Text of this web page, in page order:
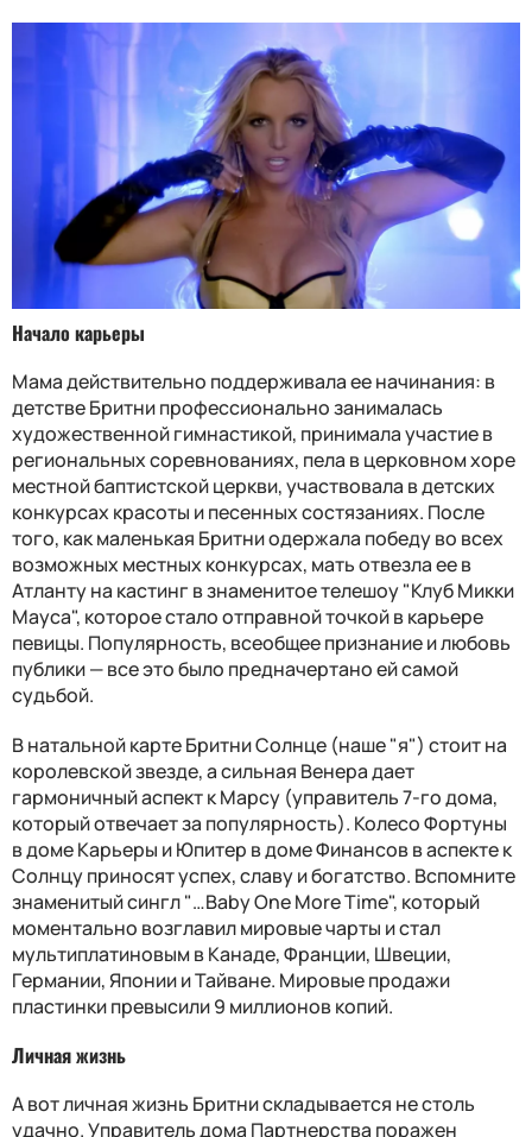
Начало карьеры
Мама действительно поддерживала ее начинания: в
детстве Бритни профессионально занималась
художественной гимнастикой, принимала участие в
региональных соревнованиях, пела в церковном хоре
местной баптистской церкви, участвовала в детских
конкурсах красоты и песенных состязаниях. После
того, как маленькая Бритни одержала победу во всех
возможных местных конкурсах, мать отвезла ее в
Атланту на кастинг в знаменитое телешоу "Клуб Микки
Мауса", которое стало отправной точкой в карьере
певицы. Популярность, всеобщее признание и любовь
публики — все это было предначертано ей самой
судьбой.
В натальной карте Бритни Солнце (наше "я") стоит на
королевской звезде, а сильная Венера дает
гармоничный аспект к Марсу (управитель 7-го дома,
который отвечает за популярность). Колесо Фортуны
в доме Карьеры и Юпитер в доме Финансов в аспекте к
Солнцу приносят успех, славу и богатство. Вспомните
знаменитый сингл "…Baby One More Time", который
моментально возглавил мировые чарты и стал
мультиплатиновым в Канаде, Франции, Швеции,
Германии, Японии и Тайване. Мировые продажи
пластинки превысили 9 миллионов копий.
Личная жизнь
А вот личная жизнь Бритни складывается не столь
удачно. Управитель дома Партнерства поражен